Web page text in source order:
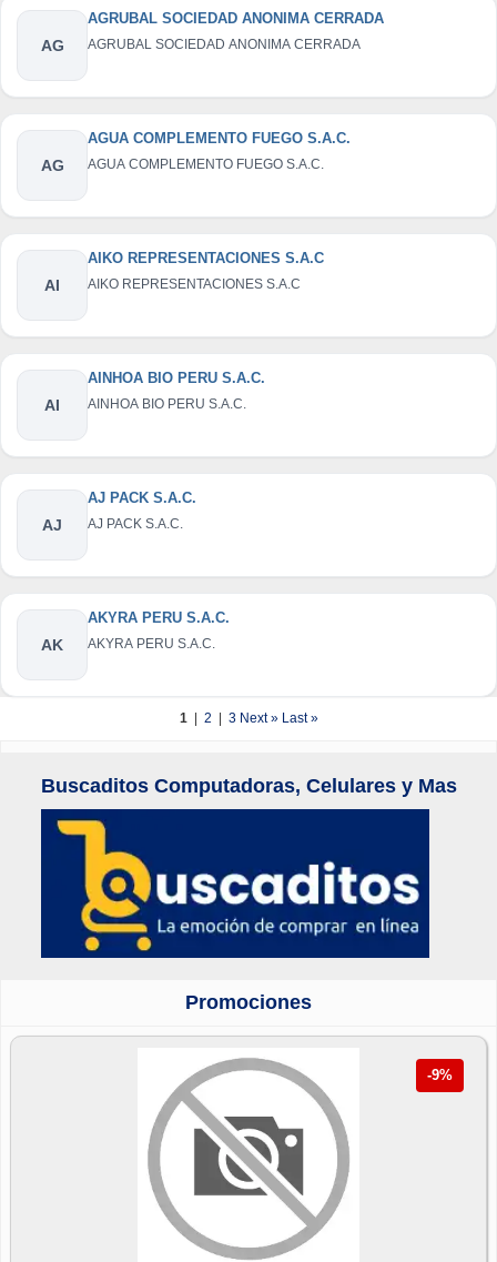
AG
AGRUBAL SOCIEDAD ANONIMA CERRADA
AGRUBAL SOCIEDAD ANONIMA CERRADA
AG
AGUA COMPLEMENTO FUEGO S.A.C.
AGUA COMPLEMENTO FUEGO S.A.C.
AI
AIKO REPRESENTACIONES S.A.C
AIKO REPRESENTACIONES S.A.C
AI
AINHOA BIO PERU S.A.C.
AINHOA BIO PERU S.A.C.
AJ
AJ PACK S.A.C.
AJ PACK S.A.C.
AK
AKYRA PERU S.A.C.
AKYRA PERU S.A.C.
1 | 2 | 3Next »Last »
Buscaditos Computadoras, Celulares y Mas
Promociones
-9%